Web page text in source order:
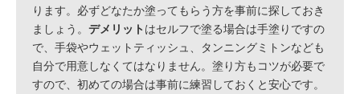
ります。必ずどなたか塗ってもらう方を事前に探しておき
ましょう。 デメリット はセルフで塗る場合は手塗りですの
で、手袋やウェットティッシュ、タンニングミトンなども
自分で用意しなくてはなりません。塗り方もコツが必要で
すので、初めての場合は事前に練習しておくと安心です。